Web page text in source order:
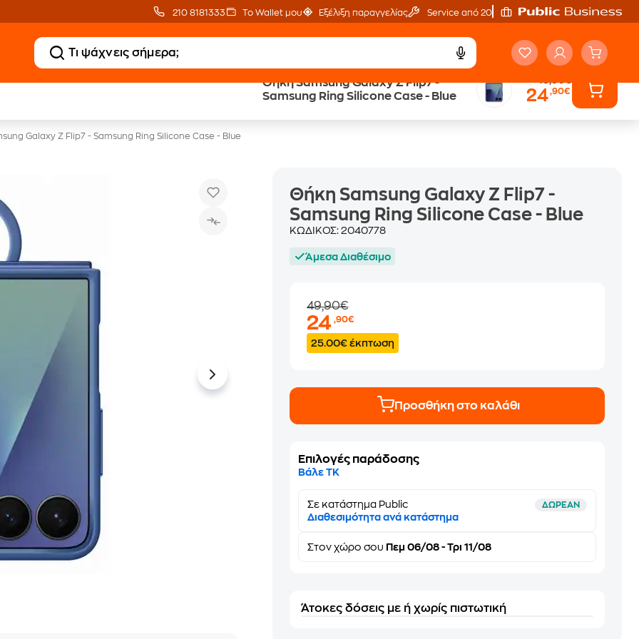
210 8181333 Το Wallet μου Εξέλιξη παραγγελίας Service από 20'
Θήκη Samsung Galaxy Z Flip7 -
Samsung Ring Silicone Case - Blue
24,90€
Δωρεάν BoxNow Trade & Save
Galaxy Z Flip7 - Samsung Ring Silicone Case - Blue
Θήκη Samsung Galaxy Z Flip7 -
Samsung Ring Silicone Case - Blue
ΚΩΔΙΚΟΣ:2040778
Άμεσα Διαθέσιμο
49,90€
24,90€
25.00€ έκπτωση
Προσθήκη στο καλάθι
Επιλογές παράδοσης
Βάλε ΤΚ
Σε κατάστημα Public ΔΩΡΕΑΝ
Διαθεσιμότητα ανά κατάστημα
Στονχώρο σου Πεμ 06/08 - Τρι 11/08
Άτοκες δόσεις με ή χωρίς πιστωτική